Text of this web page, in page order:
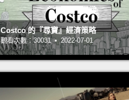
Costco 的『尋寶』經濟策略
觀看次數：30031 • 2022-07-01